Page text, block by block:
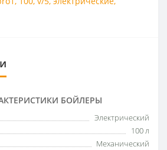
БОЙЛЕРЫ
Электрический
100 л
Механический